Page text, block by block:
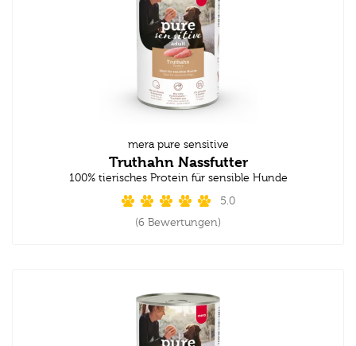
mera pure sensitive
Truthahn Nassfutter
100% tierisches Protein für sensible Hunde
5.0
(6 Bewertungen)